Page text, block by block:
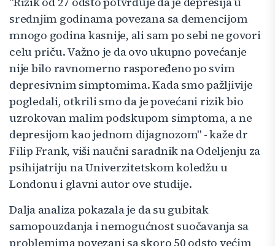
srednjim godinama povezana sa demencijom
mnogo godina kasnije, ali sam po sebi ne govori
celu priču. Važno je da ovo ukupno povećanje
nije bilo ravnomerno raspoređeno po svim
depresivnim simptomima. Kada smo pažljivije
pogledali, otkrili smo da je povećani rizik bio
uzrokovan malim podskupom simptoma, a ne
depresijom kao jednom dijagnozom" - kaže dr
Filip Frank, viši naučni saradnik na Odeljenju za
psihijatriju na Univerzitetskom koledžu u
Londonu i glavni autor ove studije.
Dalja analiza pokazala je da su gubitak
samopouzdanja i nemogućnost suočavanja sa
problemima povezani sa skoro 50 odsto većim